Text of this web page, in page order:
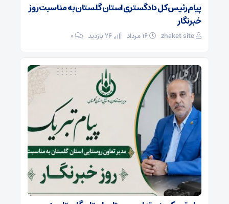
پیام رئیس کل دادگستری استان گلستان به مناسبت روز
خبرنگار
zhaket site ۰